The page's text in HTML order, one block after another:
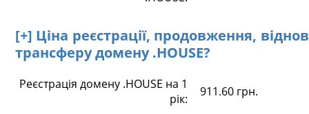
[+] Ціна реєстрації, продовження,
трансферу домену .HOUSE?
Реєстрація домену .HOUSE на 1
рік:
911.60 грн.